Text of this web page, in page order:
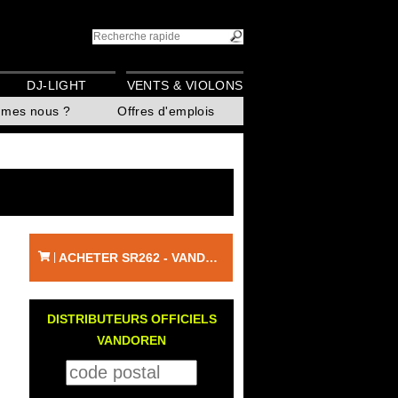
nous ? Offres d'emplois
DJ-LIGHT VENTS & VIOLONS
ACHETER SR262 - VANDOREN
DISTRIBUTEURS OFFICIELS
VANDOREN